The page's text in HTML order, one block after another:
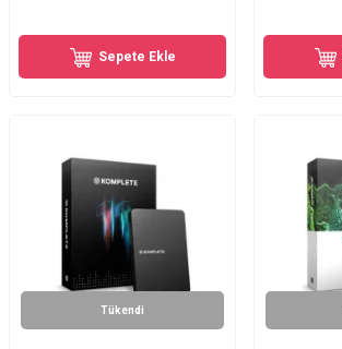
Sepete Ekle
Tükendi